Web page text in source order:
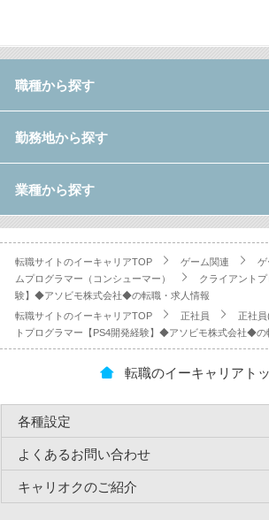
職種から探す
勤務地から探す
業種から探す
転職サイトのイーキャリアTOP ゲーム関連 ゲ
ムプログラマー（コンシューマー）
クライアント
験】◆アソビモ株式会社◆の転職・求人情報
転職サイトのイーキャリアTOP
正社員 正社
トプログラマー【PS4開発経験】◆アソビモ株式会社◆の
転職のイーキャリアト
各種設定
よくあるお問い合わせ
キャリオクのご紹介